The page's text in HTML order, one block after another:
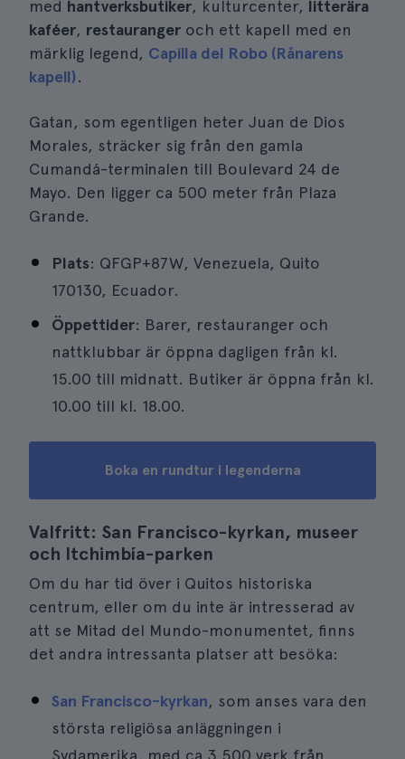
med hantverksbutiker, kulturcenter, litterära
kaféer, restauranger och ett kapell med en
märklig legend, Capilla del Robo (Rånarens
kapell).
Gatan, som egentligen heter Juan de Dios
Morales, sträcker sig från den gamla
Cumandá-terminalen till Boulevard 24 de
Mayo. Den ligger ca 500 meter från Plaza
Grande.
Plats: QFGP+87W, Venezuela, Quito
170130, Ecuador.
Öppettider: Barer, restauranger och
nattklubbar är öppna dagligen från kl.
15.00 till midnatt. Butiker är öppna från kl.
10.00 till kl. 18.00.
Boka en rundtur i legenderna
Valfritt: San Francisco-kyrkan, museer
och Itchimbía-parken
Om du har tid över i Quitos historiska
centrum, eller om du inte är intresserad av
att se Mitad del Mundo-monumentet, finns
det andra intressanta platser att besöka:
San Francisco-kyrkan, som anses vara den
största religiösa anläggningen i
Sydamerika, med ca 3 500 verk från